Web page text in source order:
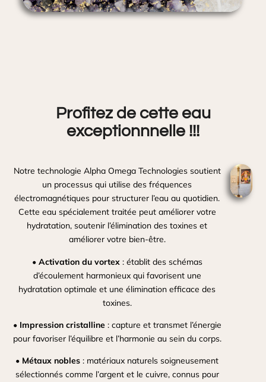
Profitez de cette eau
exceptionnnelle !!!
Notre technologie Alpha Omega Technologies soutient
un processus qui utilise des fréquences
électromagnétiques pour structurer l’eau au quotidien.
Cette eau spécialement traitée peut améliorer votre
hydratation, soutenir l’élimination des toxines et
améliorer votre bien-être.
• Activation du vortex: établit des schémas
d’écoulement harmonieux qui favorisent une
hydratation optimale et une élimination efficace des
toxines.
• Impression cristalline: capture et transmet l’énergie
pour favoriser l’équilibre et l’harmonie au sein du corps.
• Métaux nobles : matériaux naturels soigneusement
sélectionnés comme l’argent et le cuivre, connus pour